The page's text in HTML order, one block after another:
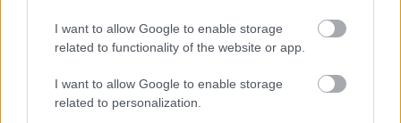
I want to allow Google to enable storage
related to functionality of the website or app.
I want to allow Google to enable storage
related to personalization.
Előttetek megy Galileába, ott majd látjátok, amint
mondta nektek.« Erre kijöttek a sírból és elfutottak,
Félelmükben senkinek sem szóltak semmiről.”